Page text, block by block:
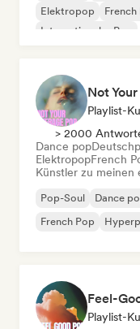
Elektropop
French
Internationaler Pop
Playlist-
> 2000
Dance pop
ElektropopFrench
Künstler zu meinen
Pop-Soul Dance
French Pop
Feel-
Playlist-